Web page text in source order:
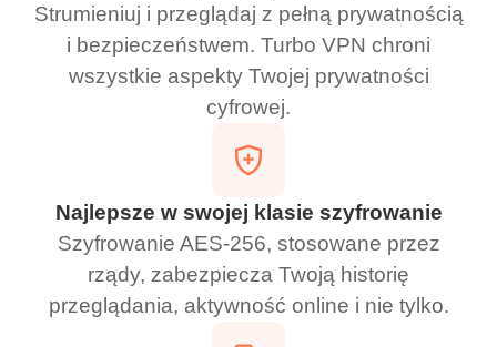
Strumieniuj i przeglądaj z pełną prywatnością
i bezpieczeństwem. Turbo VPN chroni
wszystkie aspekty Twojej prywatności
cyfrowej.
Najlepsze w swojej klasie szyfrowanie
Szyfrowanie AES-256, stosowane przez
rządy, zabezpiecza Twoją historię
przeglądania, aktywność online i nie tylko.